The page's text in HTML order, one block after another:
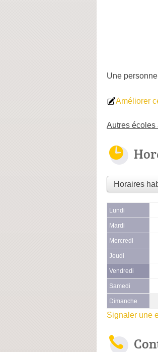
Une personne
Améliorer
Autres écoles
Lundi
Mardi
Mercredi
Jeudi
Vendredi
Samedi
Dimanche
Signaler une